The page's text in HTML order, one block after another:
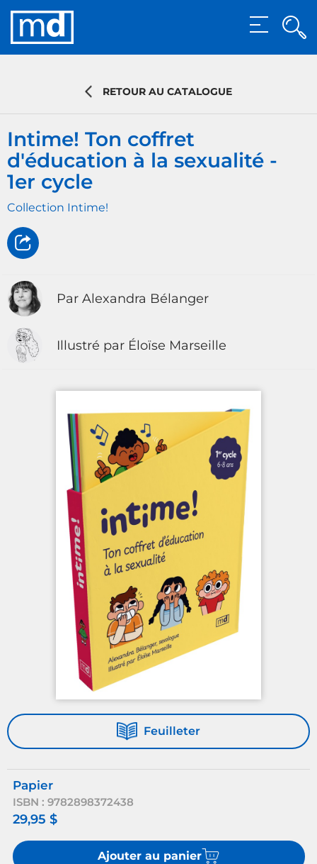
MENU
RETOUR AU CATALOGUE
Intime! Ton coffret
d'éducation à la sexualité -
1er cycle
Collection Intime!
Par Alexandra Bélanger
Illustré par Éloïse Marseille
Feuilleter
Papier
ISBN : 9782898372438
29,95 $
Ajouter au panier